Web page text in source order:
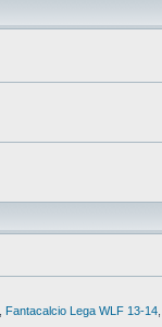
Fantacalcio Lega WLF 13-14